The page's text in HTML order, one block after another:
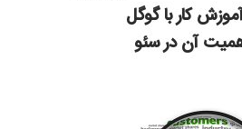
کار با گوگل
آن در سئو